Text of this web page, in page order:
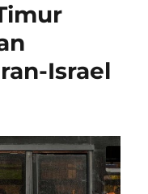
Israel